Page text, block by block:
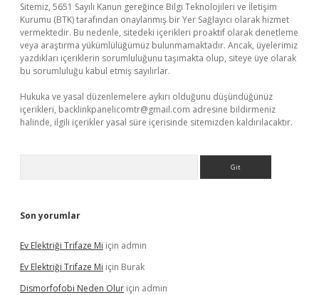
Sitemiz, 5651 Sayılı Kanun gereğince Bilgi Teknolojileri ve İletişim
Kurumu (BTK) tarafından onaylanmış bir Yer Sağlayıcı olarak hizmet
vermektedir. Bu nedenle, sitedeki içerikleri proaktif olarak denetleme
veya araştırma yükümlülüğümüz bulunmamaktadır. Ancak, üyelerimiz
yazdıkları içeriklerin sorumluluğunu taşımakta olup, siteye üye olarak
bu sorumluluğu kabul etmiş sayılırlar.
Hukuka ve yasal düzenlemelere aykırı olduğunu düşündüğünüz
içerikleri, backlinkpanelicomtr@gmail.com adresine bildirmeniz
halinde, ilgili içerikler yasal süre içerisinde sitemizden kaldırılacaktır.
Son yorumlar
Ev Elektriği Trifaze Mi için admin
Ev Elektriği Trifaze Mi için Burak
Dismorfofobi Neden Olur için admin